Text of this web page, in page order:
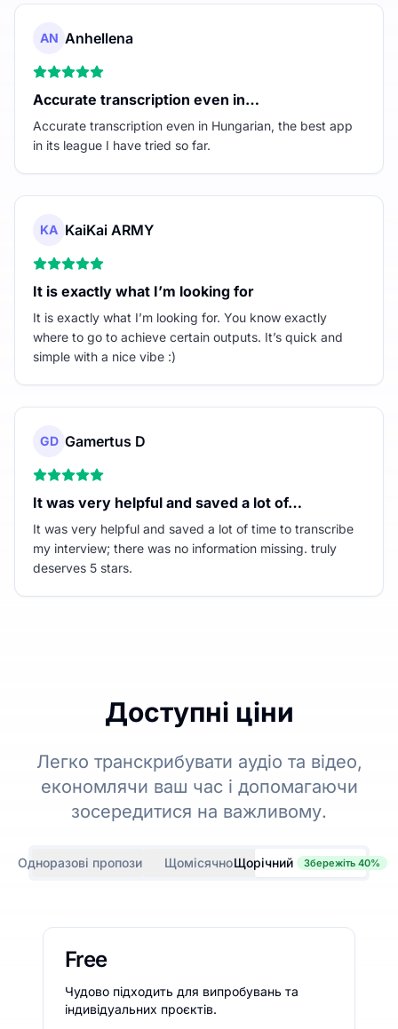
AN Anhellena
Accurate transcription even in…
Accurate transcription even in Hungarian, the best app
in its league I have tried so far.
KA KaiKai ARMY
It is exactly what I’m looking for
It is exactly what I’m looking for. You know exactly
where to go to achieve certain outputs. It’s quick and
simple with a nice vibe :)
GD Gamertus D
It was very helpful and saved a lot of…
It was very helpful and saved a lot of time to transcribe
my interview; there was no information missing. truly
deserves 5 stars.
Доступні ціни
Легко транскрибувати аудіо та відео,
економлячи ваш час і допомагаючи
зосередитися на важливому.
Одноразові пропозиції ЩомісячноЩорічний Збережіть 40%
Free
Чудово підходить для випробувань та
індивідуальних проєктів.